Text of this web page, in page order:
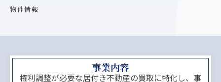
物件情報
事業内容
権利調整が必要な居付き不動産の買取に特化し、事